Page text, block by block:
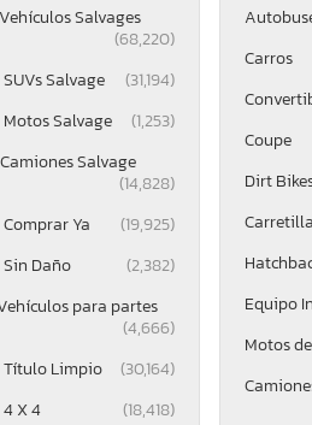
Vehículos Salvages
(68,220)
SUVs Salvage
(31,194)
Motos Salvage
(1,253)
Camiones Salvage
(14,828)
Comprar Ya
(19,925)
Sin Daño
(2,382)
para partes
(4,666)
Título Limpio
(30,164)
4 X 4
(18,418)
Carros
Coupe
Dirt
Equipo
Motos